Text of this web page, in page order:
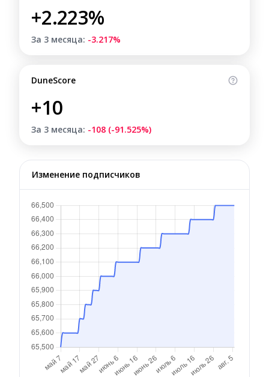
+2.223%
За 3 месяца: -3.217%
DuneScore
+10
За 3 месяца: -108 (-91.525%)
Изменение подписчиков